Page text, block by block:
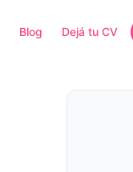
Blog Dejá tu CV